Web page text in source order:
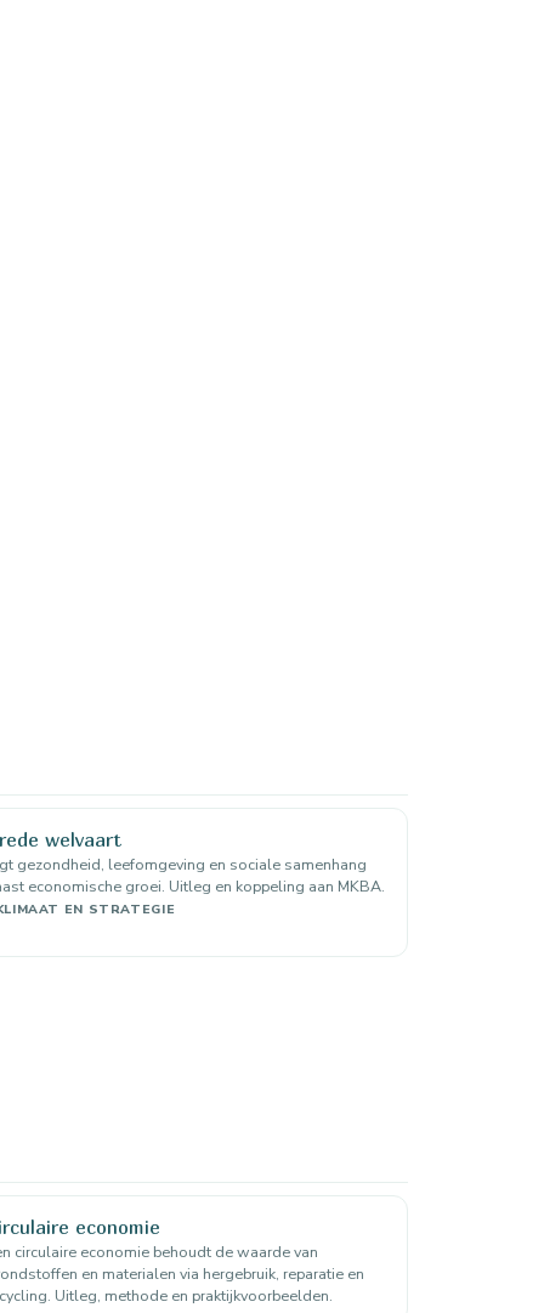
welvaart
gezondheid, leefomgeving en sociale samenhang
economische groei. Uitleg en koppeling aan MKBA.
EN STRATEGIE
economie
circulaire economie behoudt de waarde van
en materialen via hergebruik, reparatie en
Uitleg, methode en praktijkvoorbeelden.